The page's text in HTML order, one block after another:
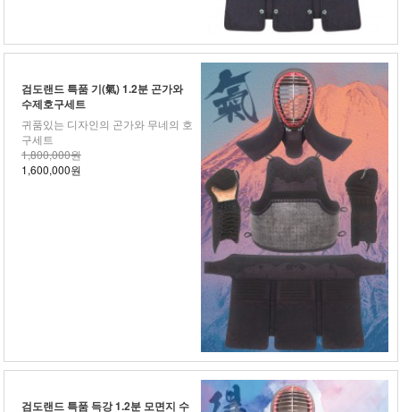
검도랜드 특품 기(氣) 1.2분 곤가와
수제호구세트
귀품있는 디자인의 곤가와 무네의 호
구세트
1,800,000원
1,600,000원
검도랜드 특품 득강 1.2분 모면지 수